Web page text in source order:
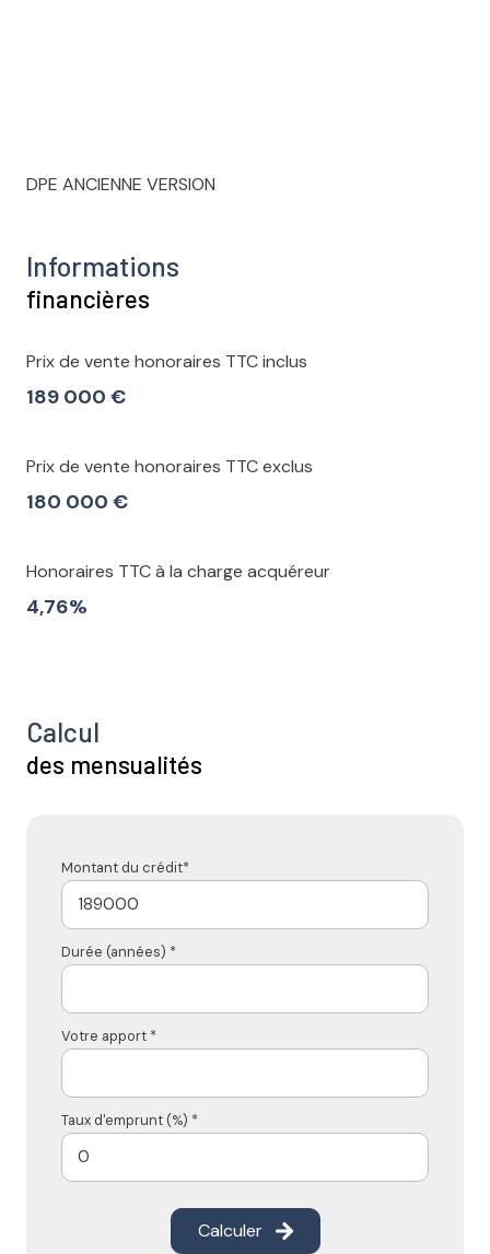
DPE ANCIENNE VERSION
Informations
financières
Prix de vente honoraires TTC inclus
189 000 €
Prix de vente honoraires TTC exclus
180 000 €
Honoraires TTC à la charge acquéreur
4,76%
Calcul
des mensualités
Montant du crédit*
Durée (années) *
Votre apport *
Taux d'emprunt (%) *
Calculer